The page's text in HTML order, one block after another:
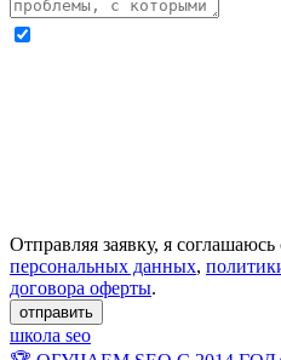
Отправляя заявку, я
персональных данных,
договора оферты.
отправить
школа seo